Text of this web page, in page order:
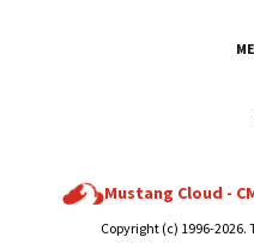
Mustang Cloud -
Copyright (c) 1996-2026.